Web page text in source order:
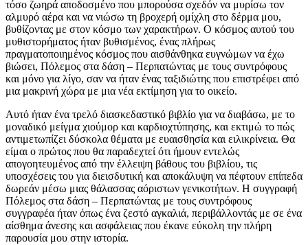
τόσο ζωηρά αποδοσμένο που μπορούσα σχεδόν να μυρίσω τον
αλμυρό αέρα και να νιώσω τη βροχερή ομίχλη στο δέρμα μου,
βυθίζοντας με στον κόσμο των χαρακτήρων. Ο κόσμος αυτού του
μυθιστορήματος ήταν βυθισμένος, ένας πλήρως
πραγματοποιημένος κόσμος που αισθάνθηκα ευγνώμων να έχω
βιώσει, Πόλεμος στα δάση – Περπατώντας με τους συντρόφους
και μόνο για λίγο, σαν να ήταν ένας ταξιδιώτης που επιστρέφει από
μια μακρινή χώρα με μια νέα εκτίμηση για το οικείο.
Αυτό ήταν ένα τρελό διασκεδαστικό βιβλίο για να διαβάσω, με το
μοναδικό μείγμα χιούμορ και καρδιοχτύπησης, και εκτιμώ το πώς
αντιμετωπίζει δύσκολα θέματα με ευαισθησία και ειλικρίνεια. Θα
είμαι ο πρώτος που θα παραδεχτεί ότι ήμουν εντελώς
απογοητευμένος από την έλλειψη βάθους του βιβλίου, τις
υποσχέσεις του για διεισδυτική και αποκάλυψη να πέφτουν επίπεδα
δωρεάν μέσω μιας θάλασσας αόριστων γενικοτήτων. Η συγγραφή
Πόλεμος στα δάση – Περπατώντας με τους συντρόφους
συγγραφέα ήταν όπως ένα ζεστό αγκαλιά, περιβάλλοντάς με σε ένα
αίσθημα άνεσης και ασφάλειας που έκανε εύκολη την πλήρη
παρουσία μου στην ιστορία.